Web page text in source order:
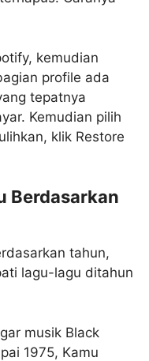
kemudian
profile ada
tepatnya
Kemudian pilih
klik Restore
Berdasarkan
tahun,
lagu-lagu ditahun
musik Black
1975, Kamu